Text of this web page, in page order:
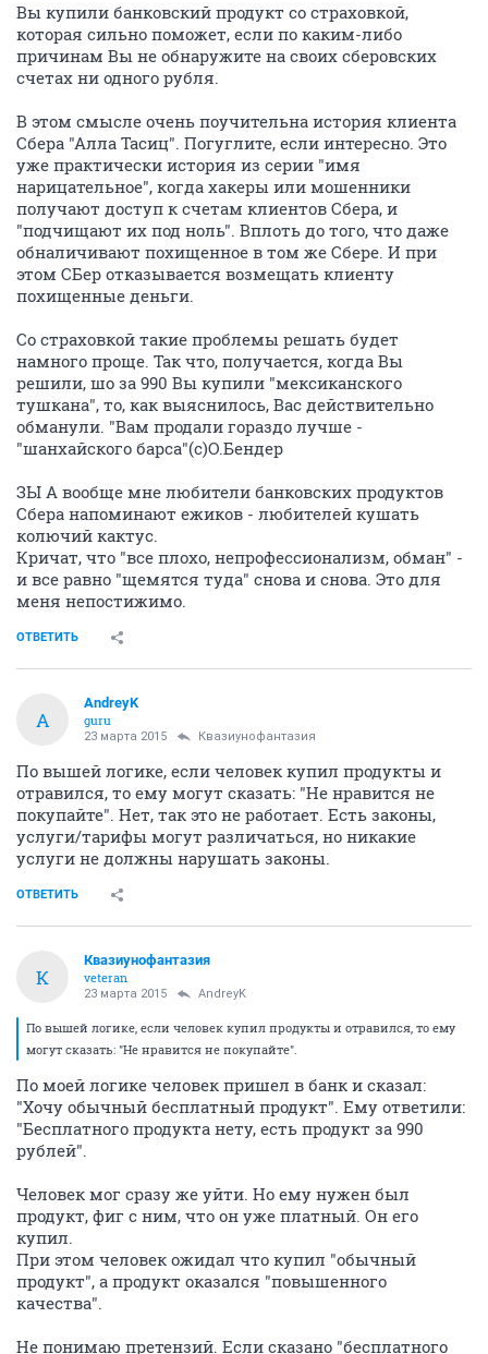
Вы купили банковский продукт со страховкой,
которая сильно поможет, если по каким-либо
причинам Вы не обнаружите на своих сберовских
счетах ни одного рубля.
В этом смысле очень поучительна история клиента
Сбера "Алла Тасиц". Погуглите, если интересно. Это
уже практически история из серии "имя
нарицательное", когда хакеры или мошенники
получают доступ к счетам клиентов Сбера, и
"подчищают их под ноль". Вплоть до того, что даже
обналичивают похищенное в том же Сбере. И при
этом СБер отказывается возмещать клиенту
похищенные деньги.
Со страховкой такие проблемы решать будет
намного проще. Так что, получается, когда Вы
решили, шо за 990 Вы купили "мексиканского
тушкана", то, как выяснилось, Вас действительно
обманули. "Вам продали гораздо лучше -
"шанхайского барса"(с)О.Бендер
ЗЫ А вообще мне любители банковских продуктов
Сбера напоминают ежиков - любителей кушать
колючий кактус.
Кричат, что "все плохо, непрофессионализм, обман" -
и все равно "щемятся туда" снова и снова. Это для
меня непостижимо.
ОТВЕТИТЬ
A
AndreyK
guru
23 марта 2015 Квазиунофантазия
По вышей логике, если человек купил продукты и
отравился, то ему могут сказать: "Не нравится не
покупайте". Нет, так это не работает. Есть законы,
услуги/тарифы могут различаться, но никакие
услуги не должны нарушать законы.
ОТВЕТИТЬ
К
Квазиунофантазия
veteran
23 марта 2015 AndreyK
По вышей логике, если человек купил продукты и отравился, то ему
могут сказать: "Не нравится не покупайте".
По моей логике человек пришел в банк и сказал:
"Хочу обычный бесплатный продукт". Ему ответили:
"Бесплатного продукта нету, есть продукт за 990
рублей".
Человек мог сразу же уйти. Но ему нужен был
продукт, фиг с ним, что он уже платный. Он его
купил.
При этом человек ожидал что купил "обычный
продукт", а продукт оказался "повышенного
качества".
Не понимаю претензий. Если сказано "бесплатного